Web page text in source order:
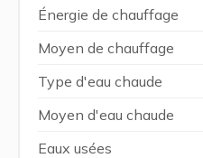
Énergie de chauffage
Moyen de chauffage
Type d'eau chaude
Moyen d'eau chaude
Eaux usées